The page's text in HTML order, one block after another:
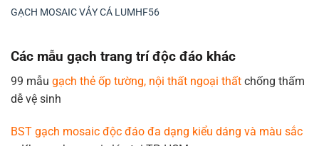
GẠCH MOSAIC VẢY CÁ LUMHF56
Các mẫu gạch trang trí độc đáo khác
99 mẫu gạch thẻ ốp tường, nội thất ngoại thất chống thấm
dễ vệ sinh
BST gạch mosaic độc đáo đa dạng kiểu dáng và màu sắc